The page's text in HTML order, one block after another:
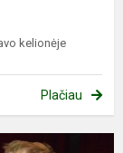
kelionėje
Plačiau